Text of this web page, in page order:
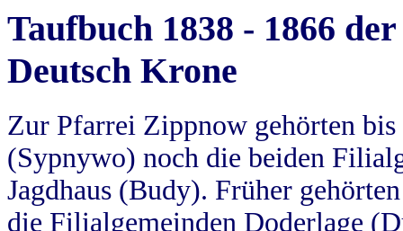
Taufbuch 1838 - 1866
Deutsch Krone
Zur Pfarrei Zippnow gehörten
(Sypnywo) noch die beiden
Jagdhaus (Budy). Früher
die Filialgemeinden Doderlage